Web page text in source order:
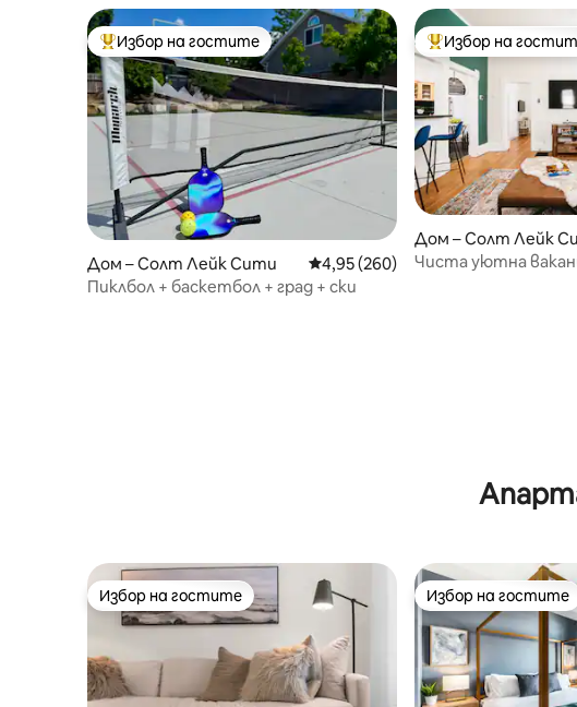
Най-популярен избор на гостите
Избор на гостите
Дом – Солт Лейк Сити Средна оценка: 4,95 от 5, 260
4,95 (260)
Пиклбол + баскетбол + град + ски
Най-популярен
Избор на
Дом – Солт Лейк
Чиста уютна
Избор на гостите
Избор на гостите Избор на гостите
Избор на гостите